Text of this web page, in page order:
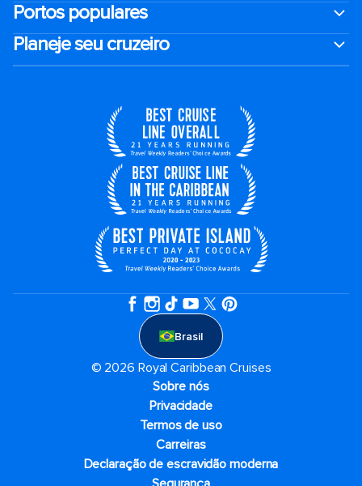
Portos populares
Planeje seu cruzeiro
Brasil
© 2026 Royal Caribbean Cruises
Sobre nós
Privacidade
Termos de uso
Carreiras
Declaração de escravidão moderna